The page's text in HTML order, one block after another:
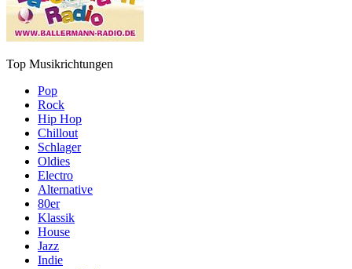
Top Musikrichtungen
Pop
Rock
Hip Hop
Chillout
Schlager
Oldies
Electro
Alternative
80er
Klassik
House
Jazz
Indie